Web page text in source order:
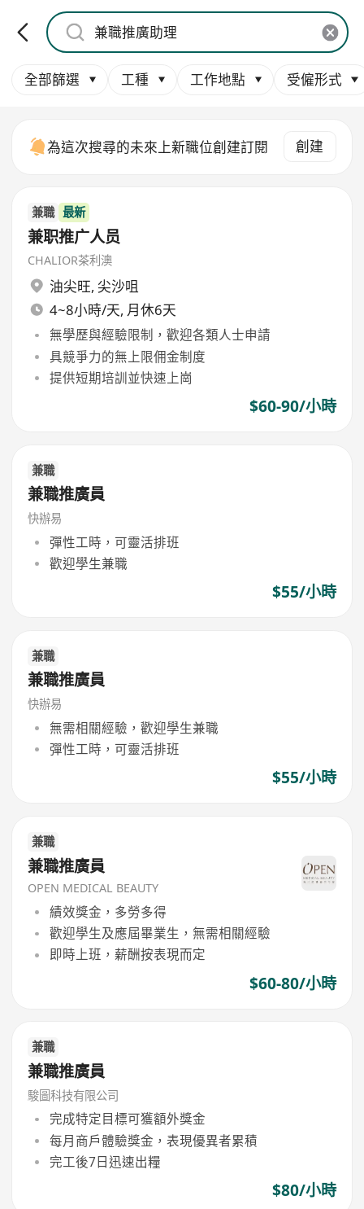
全部篩選 工種 工作地點 受僱形式
為這次搜尋的未來上新職位創建訂閱 創建
兼職 最新
兼职推广人员
CHALIOR茶利澳
油尖旺, 尖沙咀
4~8小時/天, 月休6天
無學歷與經驗限制，歡迎各類人士申請
具競爭力的無上限佣金制度
提供短期培訓並快速上崗
$60-90/小時
兼職
兼職推廣員
快辦易
彈性工時，可靈活排班
歡迎學生兼職
$55/小時
兼職
兼職推廣員
快辦易
無需相關經驗，歡迎學生兼職
彈性工時，可靈活排班
$55/小時
兼職
兼職推廣員
OPEN MEDICAL BEAUTY
績效獎金，多勞多得
歡迎學生及應屆畢業生，無需相關經驗
即時上班，薪酬按表現而定
$60-80/小時
兼職
兼職推廣員
駿圖科技有限公司
完成特定目標可獲額外獎金
每月商戶體驗獎金，表現優異者累積
完工後7日迅速出糧
$80/小時